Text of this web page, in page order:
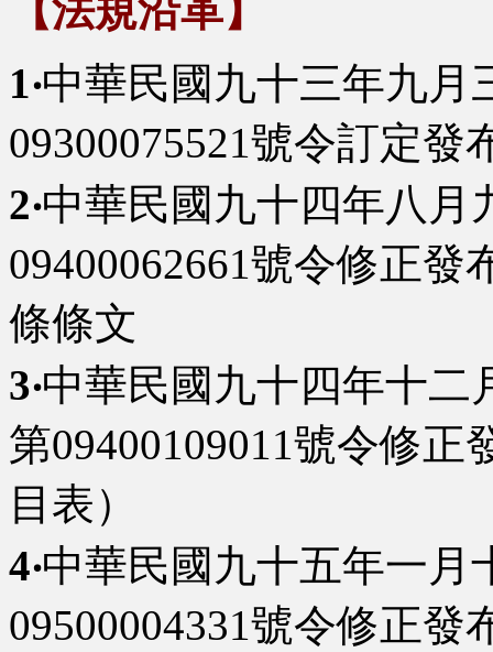
【法規沿革】
1‧中華民國九十三年九月
09300075521號令訂定
2‧中華民國九十四年八月
09400062661號令修正
條條文
3‧中華民國九十四年十二
第09400109011號令修
目表）
4‧中華民國九十五年一月
09500004331號令修正